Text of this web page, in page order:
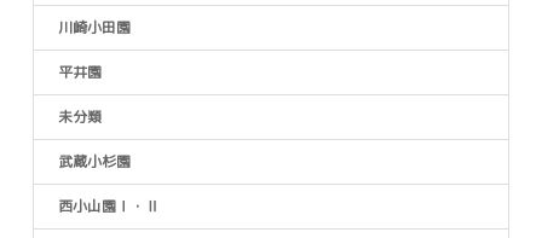
川崎小田園
平井園
未分類
武蔵小杉園
西小山園Ⅰ・Ⅱ